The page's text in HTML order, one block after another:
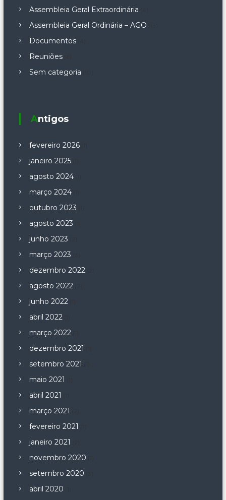
Assembleia Geral Extraordinária
Assembleia Geral Ordinária – AGO
Documentos(4)
Reuniões(6)
Sem categoria
Antigos
fevereiro 2026(1)
janeiro 2025(1)
agosto 2024(1)
março 2024(1)
outubro 2023
agosto 2023
junho 2023
março 2023
dezembro 2022
agosto 2022
junho 2022
abril 2022
março 2022
dezembro 2021
setembro 2021
maio 2021
abril 2021
março 2021
fevereiro 2021
janeiro 2021
novembro 2020
setembro 2020
abril 2020